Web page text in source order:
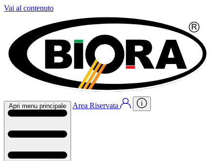
Vai al contenuto
Apri menu principale Area Riservata